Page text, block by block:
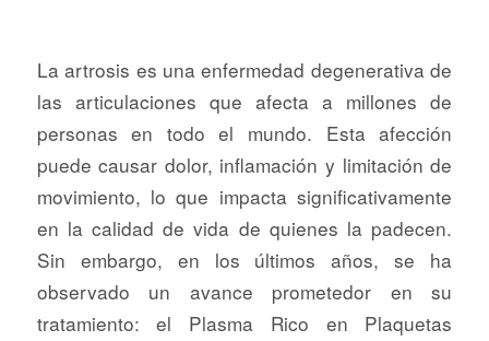
La artrosis es una enfermedad degenerativa de
las articulaciones que afecta a millones de
personas en todo el mundo. Esta afección
puede causar dolor, inflamación y limitación de
movimiento, lo que impacta significativamente
en la calidad de vida de quienes la padecen.
Sin embargo, en los últimos años, se ha
observado un avance prometedor en su
tratamiento: el Plasma Rico en Plaquetas